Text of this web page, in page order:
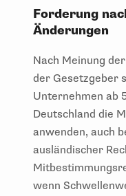
Forderung
Änderungen
Nach Meinung
der Gesetzgeber
Unternehmen ab
Deutschland die
anwenden, auch
ausländischer
wenn